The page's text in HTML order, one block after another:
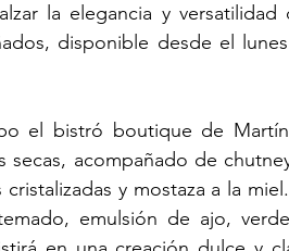
la elegancia y
disponible desde el
el bistró boutique de
secas, acompañado de
y mostaza a la
emulsión de ajo,